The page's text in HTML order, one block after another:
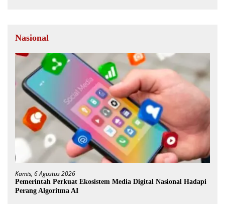
Nasional
Kamis, 6 Agustus 2026
Pemerintah Perkuat Ekosistem Media Digital Nasional Hadapi
Perang Algoritma AI